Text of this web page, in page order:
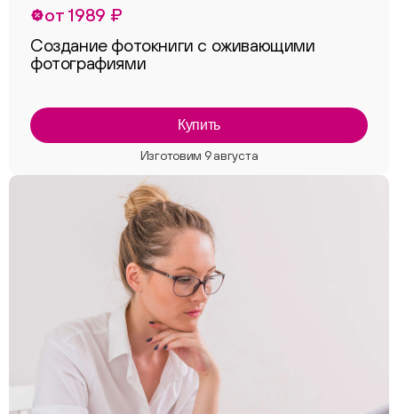
от 1989 ₽
Создание фотокниги с оживающими
фотографиями
Купить